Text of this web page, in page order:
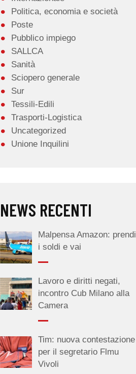
Politica, economia e società
Poste
Pubblico impiego
SALLCA
Sanità
Sciopero generale
Sur
Tessili-Edili
Trasporti-Logistica
Uncategorized
Unione Inquilini
NEWS RECENTI
Malpensa Amazon: prendi
i soldi e vai
Lavoro e diritti negati,
incontro Cub Milano alla
Camera
Tim: nuova contestazione
per il segretario Flmu
Vivoli